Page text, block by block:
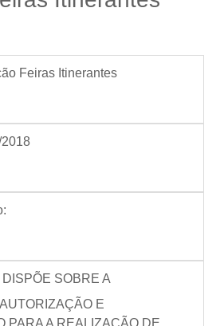
Feiras Itinerantes
SOBRE A
E
PARA A REALIZAÇÃO DE